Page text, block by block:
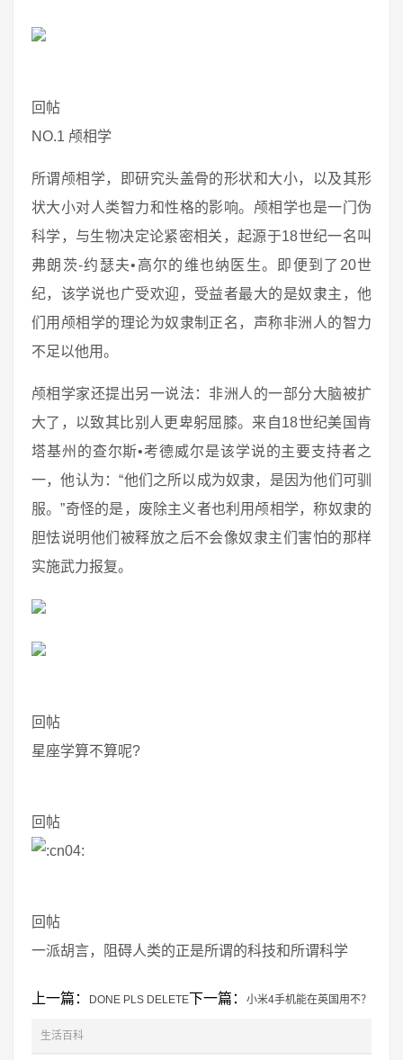
回帖
NO.1 颅相学
所谓颅相学，即研究头盖骨的形状和大小，以及其形
状大小对人类智力和性格的影响。颅相学也是一门伪
科学，与生物决定论紧密相关，起源于18世纪一名叫
弗朗茨-约瑟夫•高尔的维也纳医生。即便到了20世
纪，该学说也广受欢迎，受益者最大的是奴隶主，他
们用颅相学的理论为奴隶制正名，声称非洲人的智力
不足以他用。
颅相学家还提出另一说法：非洲人的一部分大脑被扩
大了，以致其比别人更卑躬屈膝。来自18世纪美国肯
塔基州的查尔斯•考德威尔是该学说的主要支持者之
一，他认为：“他们之所以成为奴隶，是因为他们可驯
服。”奇怪的是，废除主义者也利用颅相学，称奴隶的
胆怯说明他们被释放之后不会像奴隶主们害怕的那样
实施武力报复。
回帖
星座学算不算呢?
回帖
回帖
一派胡言，阻碍人类的正是所谓的科技和所谓科学
上一篇： DONE PLS DELETE下一篇： 小米4手机能在英国用不？
生活百科